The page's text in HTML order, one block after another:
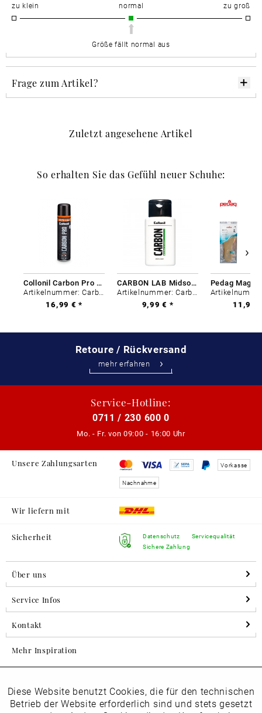
zu klein normal zu groß
Größe fällt normal aus
Frage zum Artikel?
Zuletzt angesehene Artikel
So erhalten Sie das Gefühl neuer Schuhe:
Collonil Carbon Pro 400 ml
Artikelnummer: Carbon-0
16,99 € *
CARBON LAB Midsole Cleaner
Artikelnummer: Carbon-0
9,99 € *
11,99
Retoure / Rückversand
mehr erfahren
Service-Hotline:
0711 / 230 600 0
Mo. - Fr. von 09:00 - 16:00 Uhr
Unsere Zahlungsarten Vorkasse
Nachnahme
Wir liefern mit
Sicherheit
Datenschutz
Sichere Zahlung
Servicequalität
Über uns
Service Infos
Kontakt
Mehr Inspiration
Folgen Sie uns auf Instagram
horsch_schuhe
Funktionale Aktiv
Diese Website benutzt Cookies, die für den technischen
Betrieb der Website erforderlich sind und stets gesetzt